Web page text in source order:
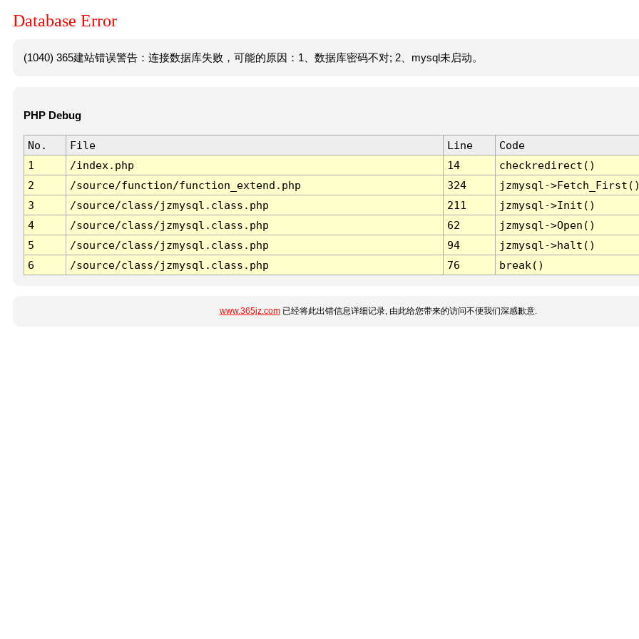
Database Error
(1040) 365建站错误警告：连接数据库失败，可能的原因：1、数据库密码不对; 2、mysql未启动。
PHP Debug
No. File Line
Code
1
/index.php 14
checkredirect()
2
/source/function/function_extend.php 324
jzmysql-
3
/source/class/jzmysql.class.php 211
jzmysql->Init()
4
/source/class/jzmysql.class.php 62
jzmysql->Open()
5
/source/class/jzmysql.class.php 94
jzmysql->halt()
6
/source/class/jzmysql.class.php 76 break()
www.365jz.com已经将此出错信息详细记录, 由此给您带来的访问不便我们深感歉意.